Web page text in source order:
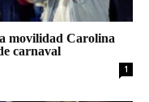
movilidad Carolina
carnaval
1